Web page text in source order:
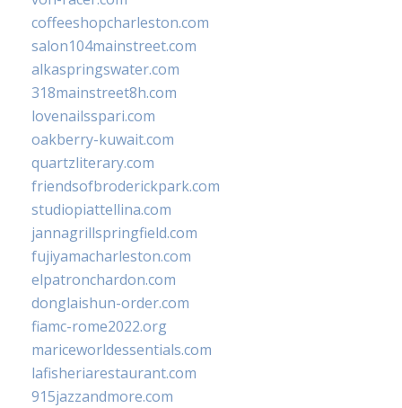
coffeeshopcharleston.com
salon104mainstreet.com
alkaspringswater.com
318mainstreet8h.com
lovenailsspari.com
oakberry-kuwait.com
quartzliterary.com
friendsofbroderickpark.com
studiopiattellina.com
jannagrillspringfield.com
fujiyamacharleston.com
elpatronchardon.com
donglaishun-order.com
fiamc-rome2022.org
mariceworldessentials.com
lafisheriarestaurant.com
915jazzandmore.com